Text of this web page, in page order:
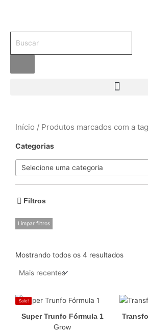
conteúdo
produtos
Início / Produtos marcados com a
Categorias
Selecione uma categoria
Filtros
Limpar filtros
Mostrando todos os 4 resultados
Sale!
Super Trunfo Fórmula 1
Grow